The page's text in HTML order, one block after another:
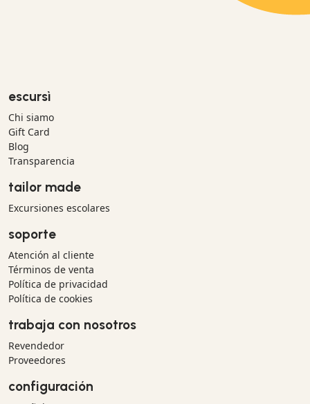
escursì
Chi siamo
Gift Card
Blog
Transparencia
tailor made
Excursiones escolares
soporte
Atención al cliente
Términos de venta
Política de privacidad
Política de cookies
trabaja con nosotros
Revendedor
Proveedores
configuración